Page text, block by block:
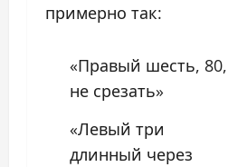
примерно так:
«Правый шесть, 80,
не срезать»
«Левый три
длинный через